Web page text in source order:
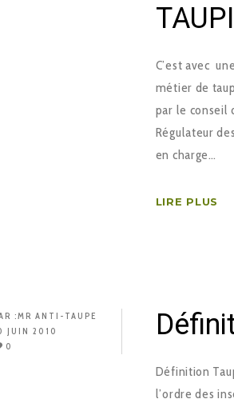
C’est avec
métier de
par le conseil
Régulateur
en charge…
LIRE PLUS
:MR ANTI-TAUPE
JUIN 2010
0
Définition
l’ordre des